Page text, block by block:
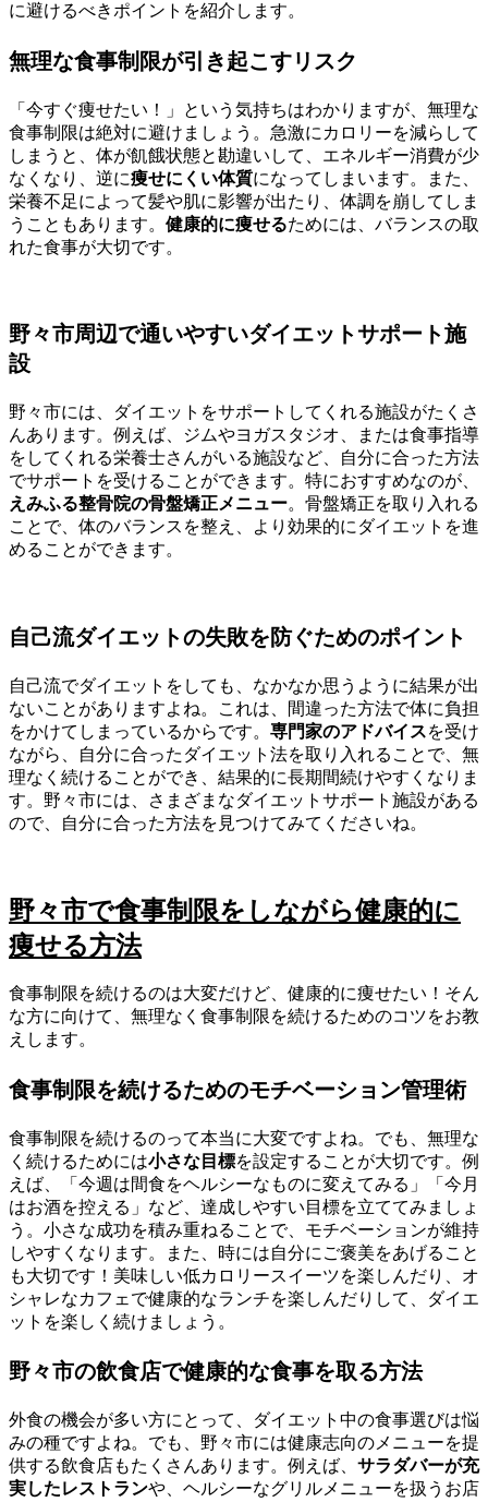
に避けるべきポイントを紹介します。
無理な食事制限が引き起こすリスク
「今すぐ痩せたい！」という気持ちはわかりますが、無理な
食事制限は絶対に避けましょう。急激にカロリーを減らして
しまうと、体が飢餓状態と勘違いして、エネルギー消費が少
なくなり、逆に痩せにくい体質になってしまいます。また、
栄養不足によって髪や肌に影響が出たり、体調を崩してしま
うこともあります。 健康的に痩せるためには、バランスの取
れた食事が大切です。
野々市周辺で通いやすいダイエットサポート施
設
野々市には、ダイエットをサポートしてくれる施設がたくさ
んあります。例えば、ジムやヨガスタジオ、または食事指導
をしてくれる栄養士さんがいる施設など、自分に合った方法
でサポートを受けることができます。特におすすめなのが、
えみふる整骨院の骨盤矯正メニュー。骨盤矯正を取り入れる
ことで、体のバランスを整え、より効果的にダイエットを進
めることができます。
自己流ダイエットの失敗を防ぐためのポイント
自己流でダイエットをしても、なかなか思うように結果が出
ないことがありますよね。これは、間違った方法で体に負担
をかけてしまっているからです。 専門家のアドバイスを受け
ながら、自分に合ったダイエット法を取り入れることで、無
理なく続けることができ、結果的に長期間続けやすくなりま
す。野々市には、さまざまなダイエットサポート施設がある
ので、自分に合った方法を見つけてみてくださいね。
野々市で食事制限をしながら健康的に
痩せる方法
食事制限を続けるのは大変だけど、健康的に痩せたい！そん
な方に向けて、無理なく食事制限を続けるためのコツをお教
えします。
食事制限を続けるためのモチベーション管理術
食事制限を続けるのって本当に大変ですよね。でも、無理な
く続けるためには小さな目標を設定することが大切です。例
えば、「今週は間食をヘルシーなものに変えてみる」「今月
はお酒を控える」など、達成しやすい目標を立ててみましょ
う。小さな成功を積み重ねることで、モチベーションが維持
しやすくなります。また、時には自分にご褒美をあげること
も大切です！美味しい低カロリースイーツを楽しんだり、オ
シャレなカフェで健康的なランチを楽しんだりして、ダイエ
ットを楽しく続けましょう。
野々市の飲食店で健康的な食事を取る方法
外食の機会が多い方にとって、ダイエット中の食事選びは悩
みの種ですよね。でも、野々市には健康志向のメニューを提
供する飲食店もたくさんあります。例えば、 サラダバーが充
実したレストランや、ヘルシーなグリルメニューを扱うお店